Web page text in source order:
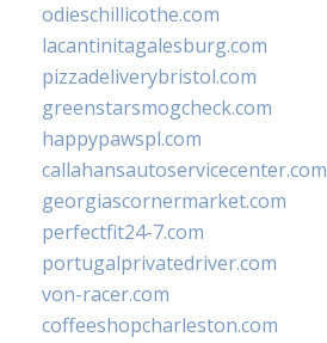
odieschillicothe.com
lacantinitagalesburg.com
pizzadeliverybristol.com
greenstarsmogcheck.com
happypawspl.com
callahansautoservicecenter.com
georgiascornermarket.com
perfectfit24-7.com
portugalprivatedriver.com
von-racer.com
coffeeshopcharleston.com